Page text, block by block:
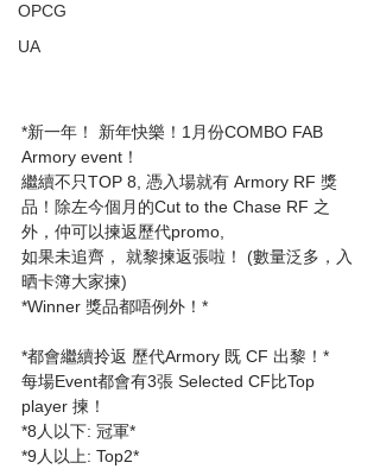
OPCG
UA
*新一年！ 新年快樂！1月份COMBO FAB
Armory event！
繼續不只TOP 8, 憑入場就有 Armory RF 獎
品！除左今個月的Cut to the Chase RF 之
外，仲可以揀返歷代promo,
如果未追齊， 就黎揀返張啦！ (數量泛多，入
晒卡簿大家揀)
*Winner 獎品都唔例外！*
*都會繼續拎返 歷代Armory 既 CF 出黎！*
每場Event都會有3張 Selected CF比Top
player 揀！
*8人以下: 冠軍*
*9人以上: Top2*